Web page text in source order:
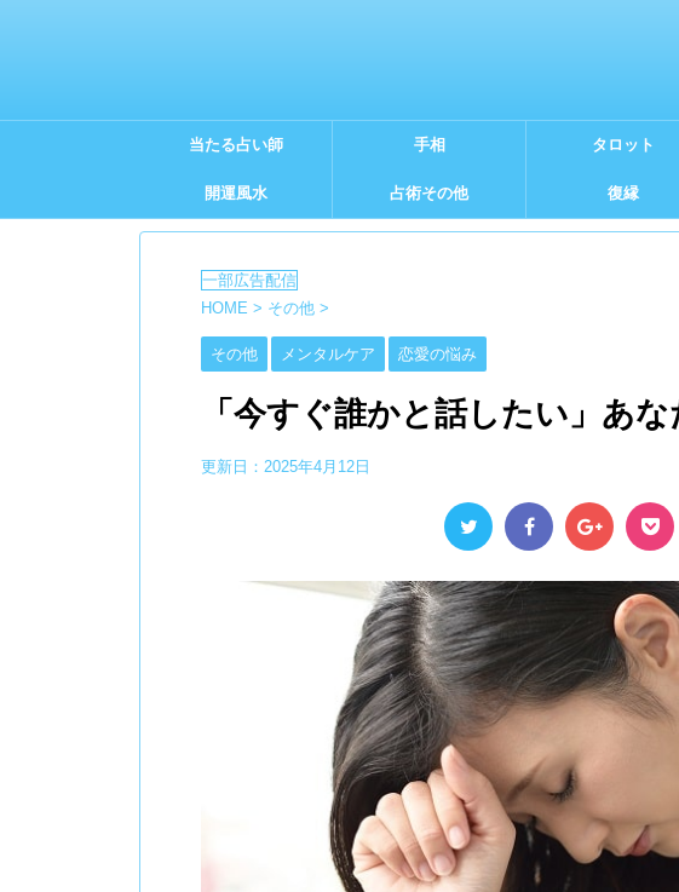
当たる占い師 手相 タロット
開運風水 占術その他 復縁
HOME > その他 >
その他 メンタルケア 恋愛の悩み
「今すぐ誰かと話したい」あ
更新日： 2025年4月12日